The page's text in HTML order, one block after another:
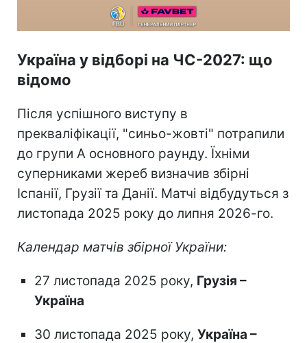
Україна у відборі на ЧС-2027: що
відомо
Після успішного виступу в
прекваліфікації, "синьо-жовті" потрапили
до групи А основного раунду. Їхніми
суперниками жереб визначив збірні
Іспанії, Грузії та Данії. Матчі відбудуться з
листопада 2025 року до липня 2026-го.
Календар матчів збірної України:
27 листопада 2025 року, Грузія –
Україна
30 листопада 2025 року, Україна –